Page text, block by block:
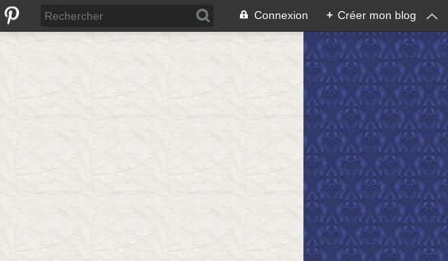
Connexion + Créer mon blog